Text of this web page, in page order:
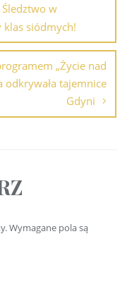
Śledztwo w
klas siódmych!
„Życie nad
odkrywała tajemnice
Gdyni
Wymagane pola są